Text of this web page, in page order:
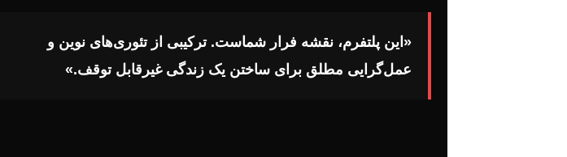
«این پلتفرم، نقشه فرار شماست. ترکیبی از تئوری‌های نوین و
عمل‌گرایی مطلق برای ساختن یک زندگی غیرقابل توقف.»